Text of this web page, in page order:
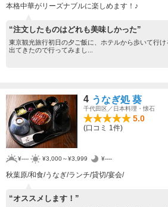
本格中華がリーズナブルに楽しめます！♪
“注文したものはどれも美味しかった”
東京観光旅行初日の夕ご飯に、ホテルから歩いて行
出てきたので行ってみまし...
4 うなぎ処 葵
千代田区／日本料理・懐石
5.0
(口コミ 1件)
¥---- ¥3,000～¥3,999 ¥----
秋葉原/和食/うなぎ/ランチ/貸切/宴会/
“オススメします！”